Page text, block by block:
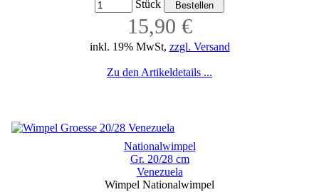
Stück
15,90 €
inkl. 19% MwSt, zzgl. Versand
Zu den Artikeldetails ...
Nationalwimpel
Gr. 20/28 cm
Venezuela
Wimpel Nationalwimpel